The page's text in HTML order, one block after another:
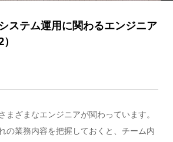
ステム運用に関わるエンジニア
まざまなエンジニアが関わっています。
の業務内容を把握しておくと、チーム内